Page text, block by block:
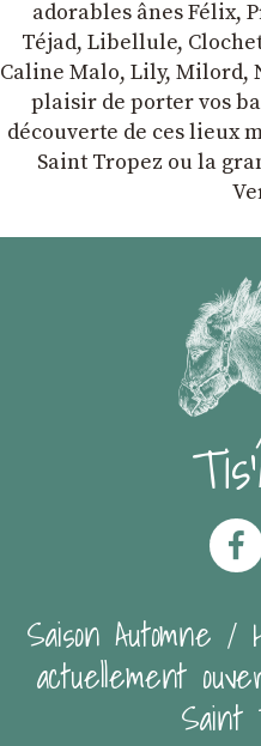
adorables ânes Félix,
Téjad, Libellule,
Caline Malo, Lily, Milord,
plaisir de porter vos
découverte de ces lieux
Saint Tropez ou la
Saison Automne /
actuellement